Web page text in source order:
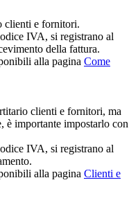
clienti e fornitori.
IVA, si registrano al
della fattura.
alla pagina Come
clienti e fornitori, ma
è importante impostarlo con
IVA, si registrano al
alla pagina Clienti e